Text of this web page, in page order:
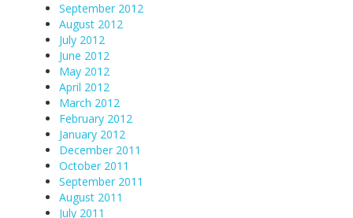
September 2012
August 2012
July 2012
June 2012
May 2012
April 2012
March 2012
February 2012
January 2012
December 2011
October 2011
September 2011
August 2011
July 2011